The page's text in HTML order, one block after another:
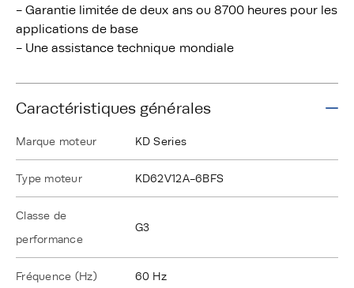
- Garantie limitée de deux ans ou 8700 heures pour les
applications de base
- Une assistance technique mondiale
Caractéristiques générales
Marque moteur KD Series
Type moteur KD62V12A-6BFS
Classe de
performance
G3
Fréquence (Hz) 60 Hz